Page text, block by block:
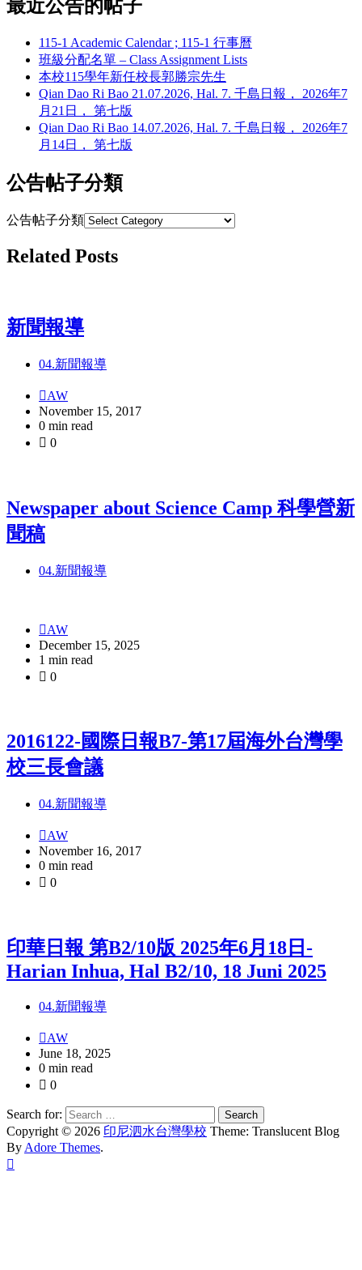
最近公告的帖子
115-1 Academic Calendar ; 115-1 行事曆
班級分配名單 – Class Assignment Lists
本校115學年新任校長郭勝宗先生
Qian Dao Ri Bao 21.07.2026, Hal. 7. 千島日報， 2026年7
月21日， 第七版
Qian Dao Ri Bao 14.07.2026, Hal. 7. 千島日報， 2026年7
月14日， 第七版
公告帖子分類
公告帖子分類
Related Posts
新聞報導
04.新聞報導
AW
November 15, 2017
0 min read
0
Newspaper about Science Camp 科學營新
聞稿
04.新聞報導
AW
December 15, 2025
1 min read
0
2016122-國際日報B7-第17屆海外台灣學
校三長會議
04.新聞報導
AW
November 16, 2017
0 min read
0
印華日報 第B2/10版 2025年6月18日-
Harian Inhua, Hal B2/10, 18 Juni 2025
04.新聞報導
AW
June 18, 2025
0 min read
0
Search for:
Copyright © 2026 印尼泗水台灣學校 Theme: Translucent Blog
By Adore Themes.